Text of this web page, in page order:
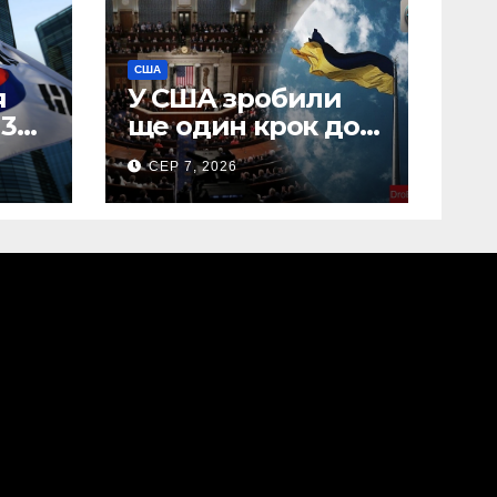
США
У США зробили
ще один крок до
введення
“пекельних
санкцій” проти
СЕР 7, 2026